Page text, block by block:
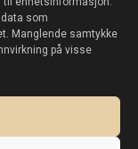
som
Manglende samtykke
på visse